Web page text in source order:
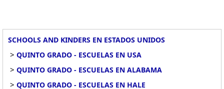
SCHOOLS AND KINDERS EN ESTADOS UNIDOS
> QUINTO GRADO - ESCUELAS EN USA
> QUINTO GRADO - ESCUELAS EN ALABAMA
> QUINTO GRADO - ESCUELAS EN HALE